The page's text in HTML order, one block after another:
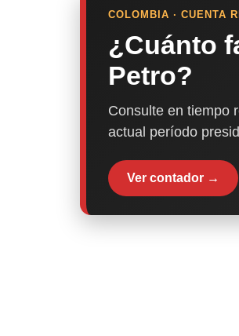
COLOMBIA · CUENTA
¿Cuánto
Petro?
Consulte en tiempo
actual período
Ver contador →